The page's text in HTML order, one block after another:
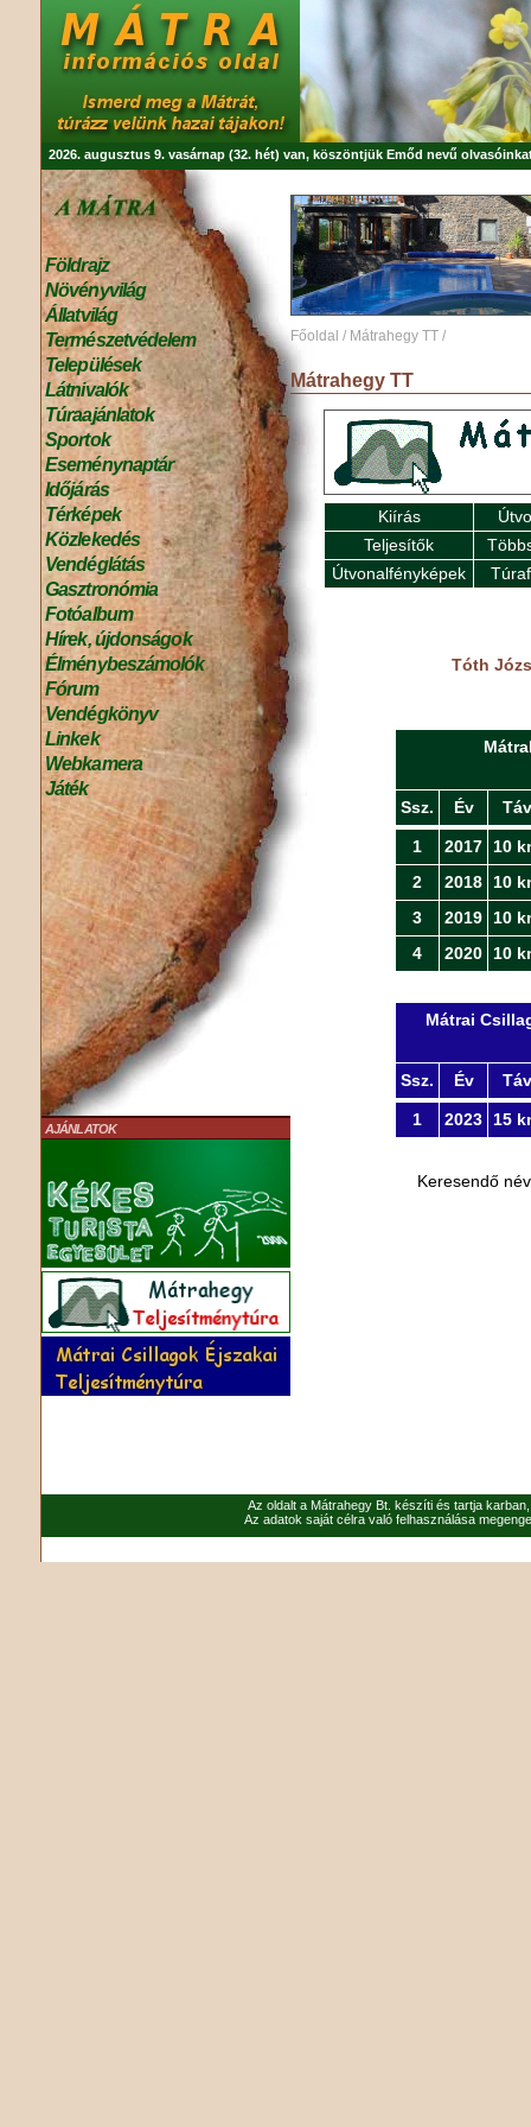
2026. augusztus 9. vasárnap (32. hét) van, köszöntjük Emőd nevű
Földrajz
Növényvilág
Állatvilág
Természetvédelem
Települések
Látnivalók
Túraajánlatok
Sportok
Eseménynaptár
Időjárás
Térképek
Közlekedés
Vendéglátás
Gasztronómia
Fotóalbum
Hírek, újdonságok
Élménybeszámolók
Fórum
Vendégkönyv
Linkek
Webkamera
Játék
AJÁNLATOK
Főoldal / Mátrahegy TT /
Mátrahegy TT
Kiírás
Teljesítők
Útvonalfényképek
Tóth
Ssz. Év Táv
1 2017
10
2
2018
10
3
2019
10
4
2020 10
Mátrai
Ssz. Év Táv
1 2023 15
Keresendő
Az oldalt a Mátrahegy Bt. készíti és tartja
Az adatok saját célra való felhasználása